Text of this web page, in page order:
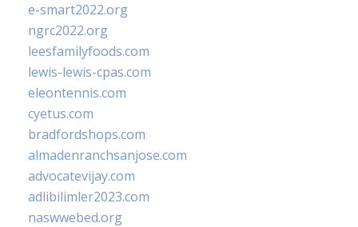
e-smart2022.org
ngrc2022.org
leesfamilyfoods.com
lewis-lewis-cpas.com
eleontennis.com
cyetus.com
bradfordshops.com
almadenranchsanjose.com
advocatevijay.com
adlibilimler2023.com
naswwebed.org